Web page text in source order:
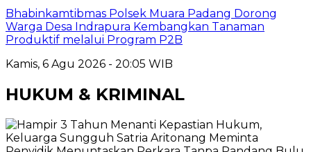
Bhabinkamtibmas Polsek Muara Padang Dorong
Warga Desa Indrapura Kembangkan Tanaman
Produktif melalui Program P2B
Kamis, 6 Agu 2026 - 20:05 WIB
HUKUM & KRIMINAL